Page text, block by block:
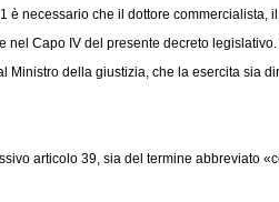
necessario che il dottore commercialista,
Capo IV del presente decreto
della giustizia, che la esercita sia
articolo 39, sia del termine abbreviato